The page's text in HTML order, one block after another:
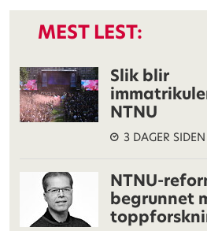
MEST LEST:
Slik blir
NTNU
3 DAGER SIDEN
NTNU-
begrunnet